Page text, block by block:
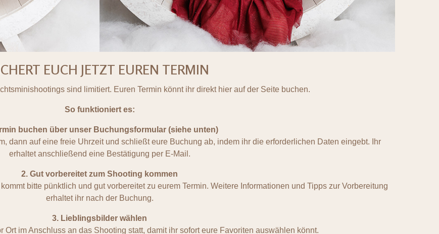
EUCH JETZT EUREN TERMIN
sind limitiert. Euren Termin könnt ihr direkt hier auf der Seite buchen.
So funktioniert es:
buchen über unser Buchungsformular (siehe unten)
dann auf eine freie Uhrzeit und schließt eure Buchung ab, indem ihr die erforderlichen Daten eingebt. Ihr
erhaltet anschließend eine Bestätigung per E-Mail.
2. Gut vorbereitet zum Shooting kommen
bitte pünktlich und gut vorbereitet zu eurem Termin. Weitere Informationen und Tipps zur Vorbereitung
erhaltet ihr nach der Buchung.
3. Lieblingsbilder wählen
Ort im Anschluss an das Shooting statt, damit ihr sofort eure Favoriten auswählen könnt.